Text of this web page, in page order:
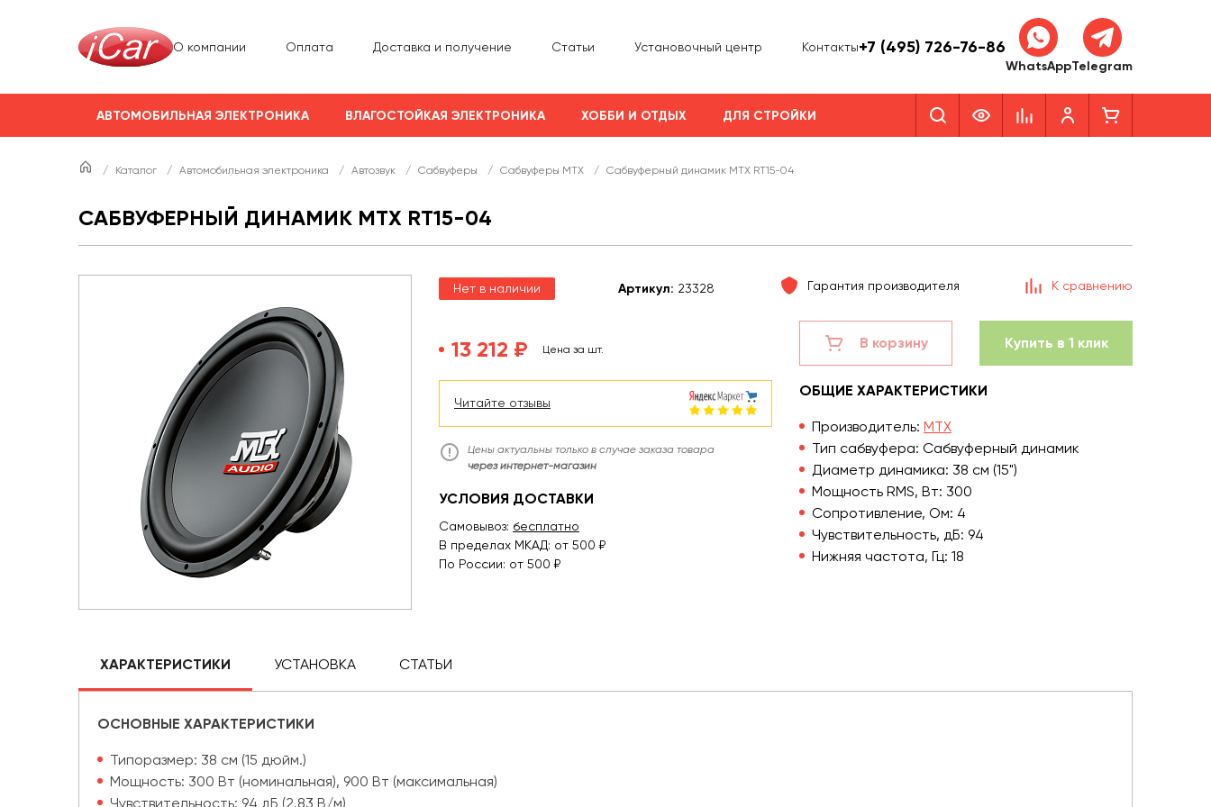
О компании Оплата Доставка и получение Статьи Установочный центр Контакты+7 (495) 726-76-86
WhatsAppTelegram
АВТОМОБИЛЬНАЯ ЭЛЕКТРОНИКА ВЛАГОСТОЙКАЯ ЭЛЕКТРОНИКА ХОББИ И ОТДЫХ ДЛЯ СТРОЙКИ
/ Каталог / Автомобильная электроника / Автозвук / Сабвуферы / Сабвуферы MTX / Сабвуферный динамик MTX RT15-04
САБВУФЕРНЫЙ ДИНАМИК MTX RT15-04
Нет в наличии Артикул: 23328 Гарантия производителя К сравнению
13 212 ₽ Цена за шт.
Читайте отзывы
Цены актуальны только в случае заказа товара
через интернет-магазин
УСЛОВИЯ ДОСТАВКИ
Самовывоз: бесплатно
В пределах МКАД: от 500 ₽
По России: от 500 ₽
В корзину Купить в 1 клик
ОБЩИЕ ХАРАКТЕРИСТИКИ
Производитель: MTX
Тип сабвуфера: Сабвуферный динамик
Диаметр динамика: 38 см (15")
Мощность RMS, Вт: 300
Сопротивление, Ом: 4
Чувствительность, дБ: 94
Нижняя частота, Гц: 18
ХАРАКТЕРИСТИКИ УСТАНОВКА СТАТЬИ
ОСНОВНЫЕ ХАРАКТЕРИСТИКИ
Типоразмер: 38 см (15 дюйм.)
Мощность: 300 Вт (номинальная), 900 Вт (максимальная)
Чувствительность: 94 дБ (2.83 В/м)